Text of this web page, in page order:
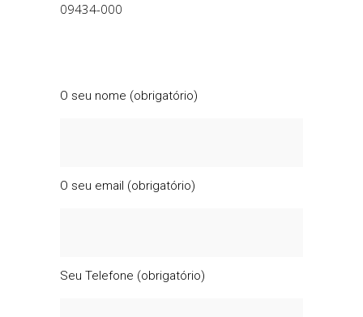
09434-000
O seu nome (obrigatório)
O seu email (obrigatório)
Seu Telefone (obrigatório)